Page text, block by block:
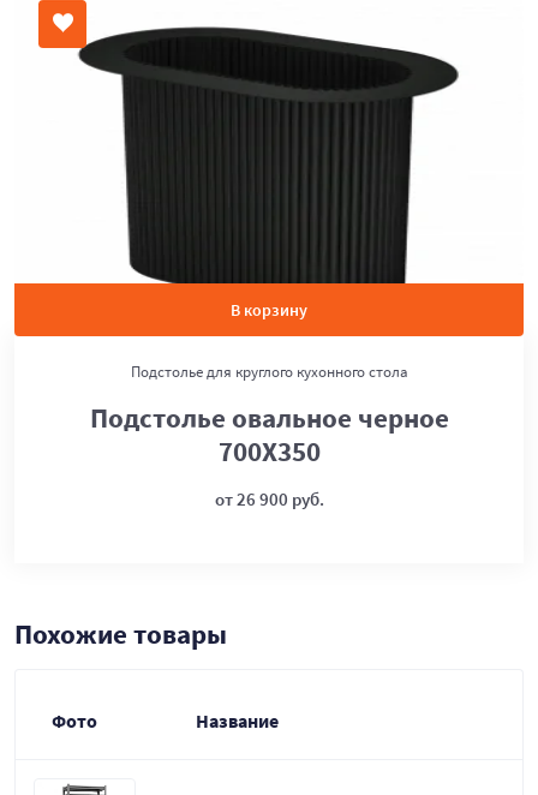
В корзину
Подстолье для круглого кухонного стола
Подстолье овальное черное
700Х350
от 26 900 руб.
Похожие товары
Фото Название